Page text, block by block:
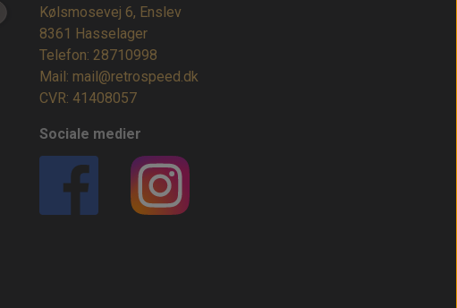
Kølsmosevej 6, Enslev
8361 Hasselager
Telefon: 28710998
Mail: mail@retrospeed.dk
CVR: 41408057
Sociale medier